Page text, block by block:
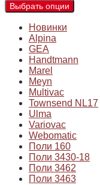
Выбрать опции
Новинки
Alpina
GEA
Handtmann
Marel
Meyn
Multivac
Townsend NL17
Ulma
Variovac
Webomatic
Поли 160
Поли 3430-18
Поли 3462
Поли 3463